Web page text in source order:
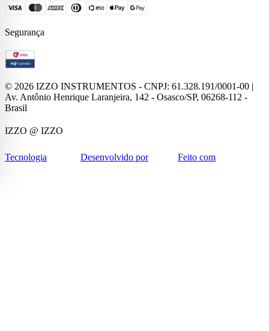
Segurança
© 2026 IZZO INSTRUMENTOS - CNPJ: 61.328.191/0001-00 |
Av. Antônio Henrique Laranjeira, 142 - Osasco/SP, 06268-112 -
Brasil
IZZO @ IZZO
Tecnologia Desenvolvido por Feito com